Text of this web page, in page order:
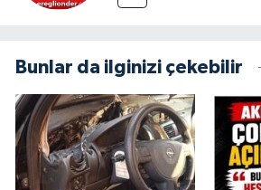
Bunlar da ilginizi çekebilir